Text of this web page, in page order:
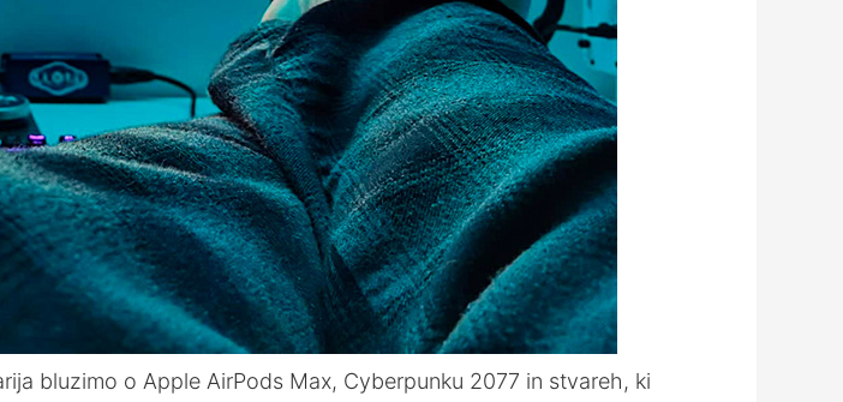
bluzimo o Apple AirPods Max, Cyberpunku 2077 in stvareh, ki